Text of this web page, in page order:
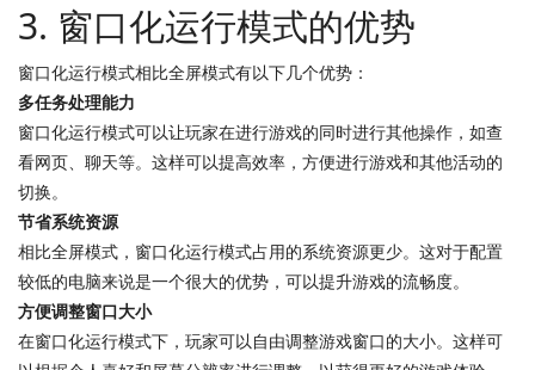
3. 窗口化运行模式的优势
窗口化运行模式相比全屏模式有以下几个优势：
多任务处理能力
窗口化运行模式可以让玩家在进行游戏的同时进行其他操作，如查
看网页、聊天等。这样可以提高效率，方便进行游戏和其他活动的
切换。
节省系统资源
相比全屏模式，窗口化运行模式占用的系统资源更少。这对于配置
较低的电脑来说是一个很大的优势，可以提升游戏的流畅度。
方便调整窗口大小
在窗口化运行模式下，玩家可以自由调整游戏窗口的大小。这样可